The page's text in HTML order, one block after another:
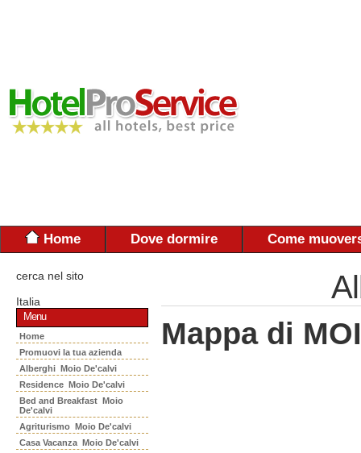
Home Dove dormire Come
cerca nel sito
Italia
Menu
Home
Promuovi la tua azienda
Alberghi Moio De'calvi
Residence Moio De'calvi
Bed and Breakfast Moio
De'calvi
Agriturismo Moio De'calvi
Casa Vacanza Moio De'calvi
Mappa di